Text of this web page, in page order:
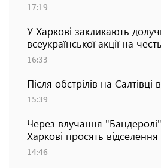
17:19
У Харкові закликають
всеукраїнської акції на
16:33
Після обстрілів на Салтівці
15:39
Через влучання
Харкові просять відселення
14:46